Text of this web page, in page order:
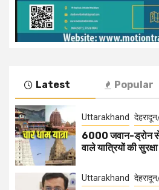
Latest Popular
Uttarakhand
6000 जवान-ड्रोन से
वाले यात्रियों की
Uttarakhand